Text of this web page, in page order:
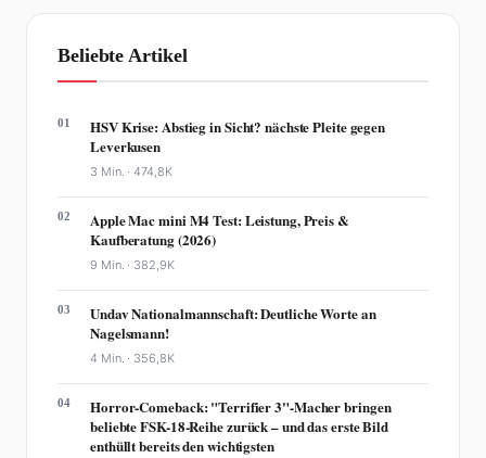
Beliebte Artikel
01
HSV Krise: Abstieg in Sicht? nächste Pleite gegen
Leverkusen
3 Min. ·474,8K
02
Apple Mac mini M4 Test: Leistung, Preis &
Kaufberatung (2026)
9 Min. · 382,9K
03
Undav Nationalmannschaft: Deutliche Worte an
Nagelsmann!
4 Min. · 356,8K
04
Horror-Comeback: "Terrifier 3"-Macher bringen
beliebte FSK-18-Reihe zurück – und das erste Bild
enthüllt bereits den wichtigsten